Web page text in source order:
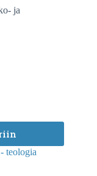
ja
teologia